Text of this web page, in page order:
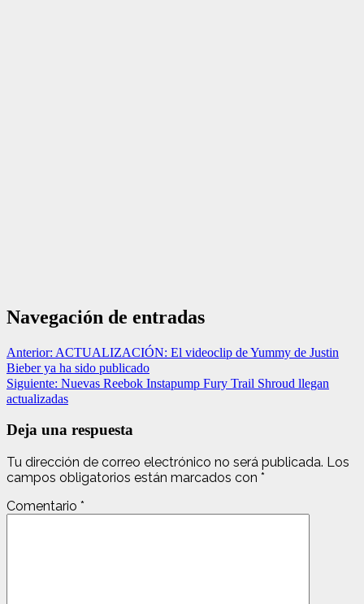
Navegación de entradas
Anterior: ACTUALIZACIÓN: El videoclip de Yummy de Justin
Bieber ya ha sido publicado
Siguiente: Nuevas Reebok Instapump Fury Trail Shroud llegan
actualizadas
Deja una respuesta
Tu dirección de correo electrónico no será publicada. Los
campos obligatorios están marcados con *
Comentario *